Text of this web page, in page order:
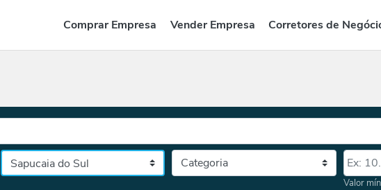
Comprar Empresa Vender Empresa Corretores de
Cidade
Selecione o estado, depois a cidade
Categoria Valor
Valor